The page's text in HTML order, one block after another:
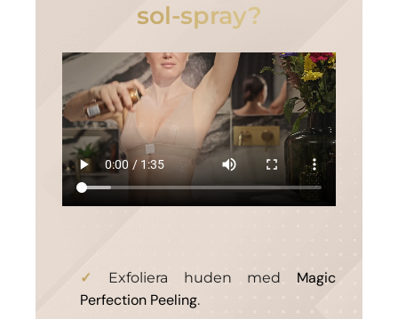
sol-spray?
Exfoliera huden med Magic
Perfection Peeling.